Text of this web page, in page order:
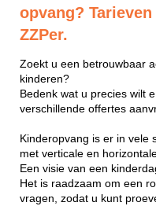
opvang?
ZZPer.
Zoekt u een betrouwbaar
kinderen?
Bedenk wat u precies wilt
verschillende offertes
Kinderopvang is er in vele
met verticale en
Een visie van een
Het is raadzaam om een
vragen, zodat u kunt